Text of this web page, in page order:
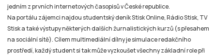
jedním z prvních internetových časopisů v České republice.
Na portálu zájemci najdou studentský deník Stisk Online, Rádio Stisk, TV
Stisk a také výstupy některých dalších žurnalistických kurzů (s přesahem
na sociální sítě). Cílem multimediální dílny je simulace redakčního
prostředí, každý student si tak může vyzkoušet všechny základní role při